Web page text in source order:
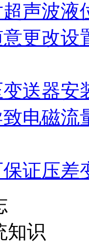
声波液
更改设
送器安
电磁流
证压差
知识